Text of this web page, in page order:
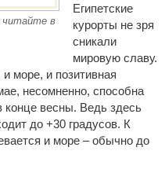
в
Египетские
курорты не зря
сникали
мировую славу.
море, и позитивная
несомненно, способна
конце весны. Ведь здесь
до +30 градусов. К
и море – обычно до